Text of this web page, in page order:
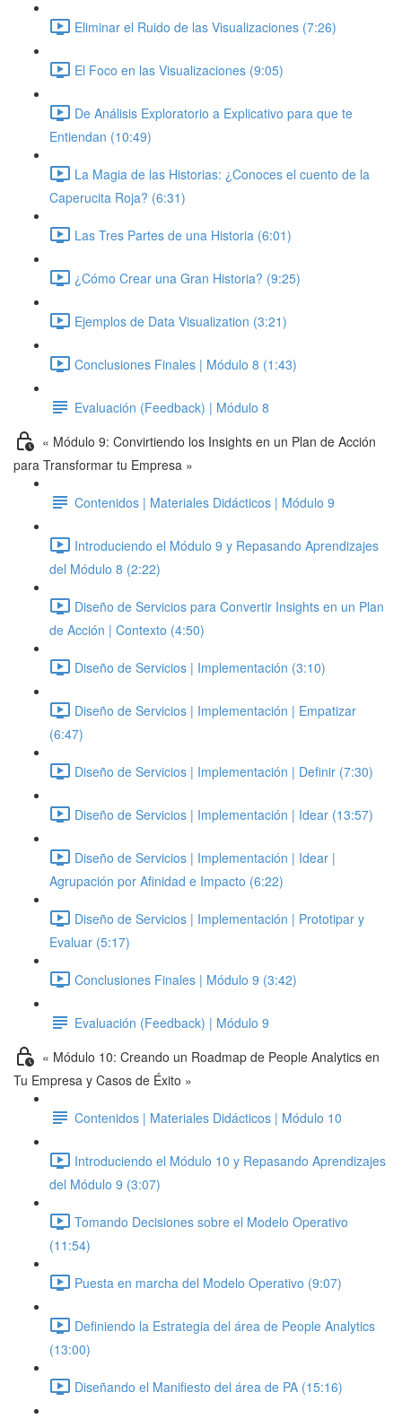
Eliminar el Ruido de las Visualizaciones (7:26)
El Foco en las Visualizaciones (9:05)
De Análisis Exploratorio a Explicativo para que te
Entiendan (10:49)
La Magia de las Historias: ¿Conoces el cuento de la
Caperucita Roja? (6:31)
Las Tres Partes de una Historia (6:01)
¿Cómo Crear una Gran Historia? (9:25)
Ejemplos de Data Visualization (3:21)
Conclusiones Finales | Módulo 8 (1:43)
Evaluación (Feedback) | Módulo 8
« Módulo 9: Convirtiendo los Insights en un Plan de Acción
para Transformar tu Empresa »
Contenidos | Materiales Didácticos | Módulo 9
Introduciendo el Módulo 9 y Repasando Aprendizajes
del Módulo 8 (2:22)
Diseño de Servicios para Convertir Insights en un Plan
de Acción | Contexto (4:50)
Diseño de Servicios | Implementación (3:10)
Diseño de Servicios | Implementación | Empatizar
(6:47)
Diseño de Servicios | Implementación | Definir (7:30)
Diseño de Servicios | Implementación | Idear (13:57)
Diseño de Servicios | Implementación | Idear |
Agrupación por Afinidad e Impacto (6:22)
Diseño de Servicios | Implementación | Prototipar y
Evaluar (5:17)
Conclusiones Finales | Módulo 9 (3:42)
Evaluación (Feedback) | Módulo 9
« Módulo 10: Creando un Roadmap de People Analytics en
Tu Empresa y Casos de Éxito »
Contenidos | Materiales Didácticos | Módulo 10
Introduciendo el Módulo 10 y Repasando Aprendizajes
del Módulo 9 (3:07)
Tomando Decisiones sobre el Modelo Operativo
(11:54)
Puesta en marcha del Modelo Operativo (9:07)
Definiendo la Estrategia del área de People Analytics
(13:00)
Diseñando el Manifiesto del área de PA (15:16)